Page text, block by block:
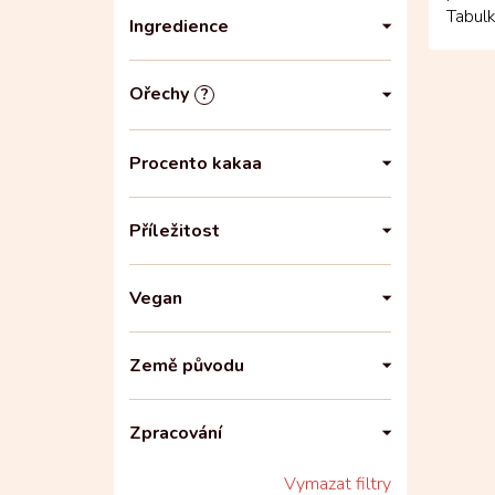
Ingredience
Ořechy ?
Procento kakaa
Příležitost
Vegan
Země původu
Zpracování
Vymazat filtry